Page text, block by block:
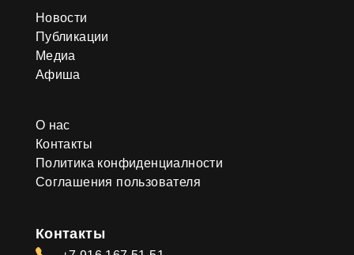
Новости
Публикации
Медиа
Афиша
О нас
Контакты
Политика конфиденциалности
Соглашения пользователя
Контакты